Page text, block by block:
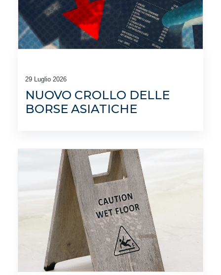
29 Luglio 2026
NUOVO CROLLO DELLE
BORSE ASIATICHE